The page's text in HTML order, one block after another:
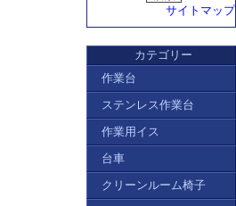
サイトマップ
カテゴリー
作業台
ステンレス作業台
作業用イス
台車
クリーンルーム椅子